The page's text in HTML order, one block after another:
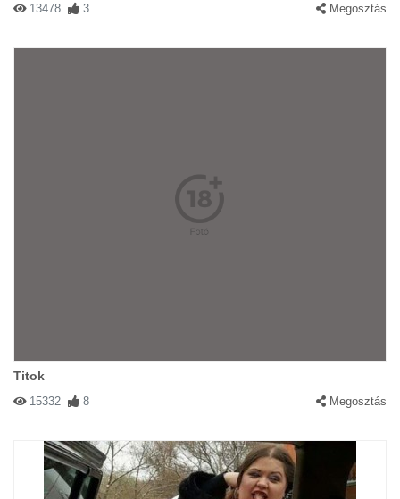
13478 3 Megosztás
Titok
15332 8 Megosztás